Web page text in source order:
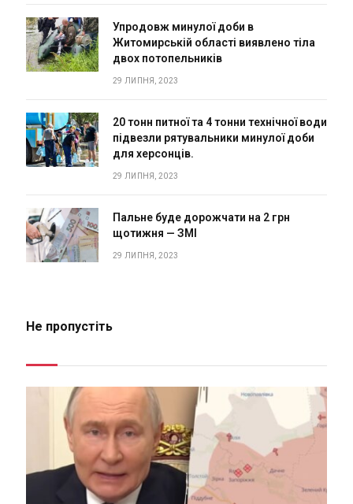
Упродовж минулої доби в
Житомирській області виявлено тіла
двох потопельників
29 ЛИПНЯ, 2023
20 тонн питної та 4 тонни технічної води
підвезли рятувальники минулої доби
для херсонців.
29 ЛИПНЯ, 2023
Пальне буде дорожчати на 2 грн
щотижня — ЗМІ
29 ЛИПНЯ, 2023
Не пропустіть